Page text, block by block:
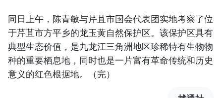
同日上午，陈青敏与芹苴市国会代表团实地考察了位
于芹苴市方平乡的龙玉黄自然保护区。该保护区具有
典型生态价值，是九龙江三角洲地区珍稀特有生物物
种的重要栖息地，同时也是一片富有革命传统和历史
意义的红色根据地。（完）